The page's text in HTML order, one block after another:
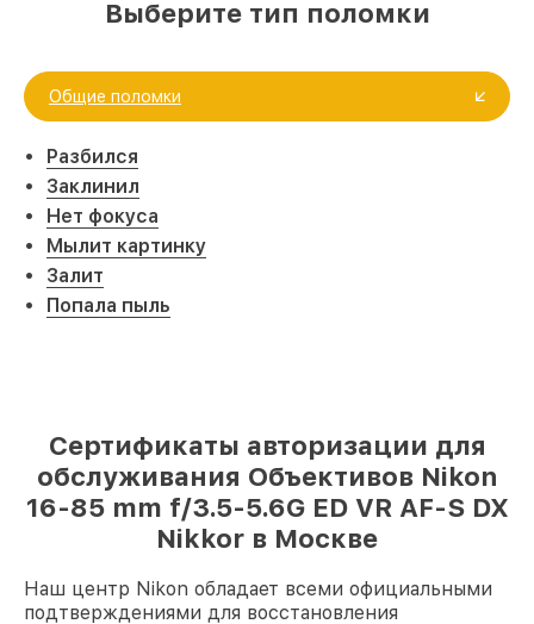
Выберите тип поломки
Общие поломки
Разбился
Заклинил
Нет фокуса
Мылит картинку
Залит
Попала пыль
Сертификаты авторизации для
обслуживания Объективов Nikon
16-85 mm f/3.5-5.6G ED VR AF-S DX
Nikkor в Москве
Наш центр Nikon обладает всеми официальными
подтверждениями для восстановления